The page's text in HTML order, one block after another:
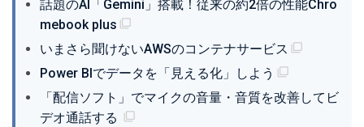
話題のAI「Gemini」搭載！従来の約2倍の性能Chro
mebook plus
いまさら聞けないAWSのコンテナサービス
Power BIでデータを「見える化」しよう
「配信ソフト」でマイクの音量・音質を改善してビ
デオ通話する